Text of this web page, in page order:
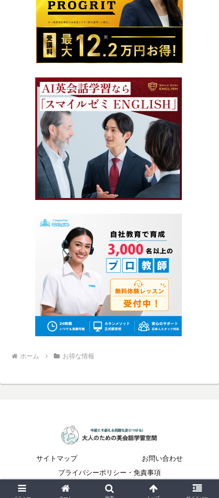
ホーム お得な情報
サイトマップ
お問い合わせ
プライバシーポリシー・免責事項
© 2023-2026 大人のための英会話学習空間.